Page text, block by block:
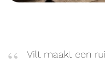
Vilt maakt een